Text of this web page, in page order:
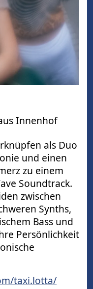
Innenhof
als Duo
und einen
zu einem
Soundtrack.
zwischen
Synths,
Bass und
Persönlichkeit
taxi.lotta/